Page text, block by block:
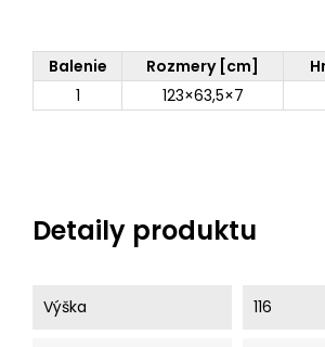
Balenie Rozmery [cm]
1
123×63,5×7
Detaily produktu
Výška 116